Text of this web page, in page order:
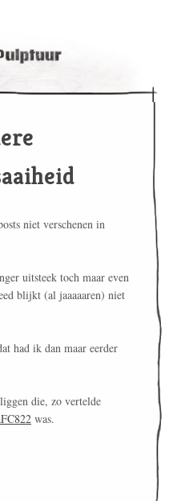
niet verschenen in
uitsteek toch maar even
blijkt (al jaaaaaren) niet
had ik dan maar eerder
die, zo vertelde
was.